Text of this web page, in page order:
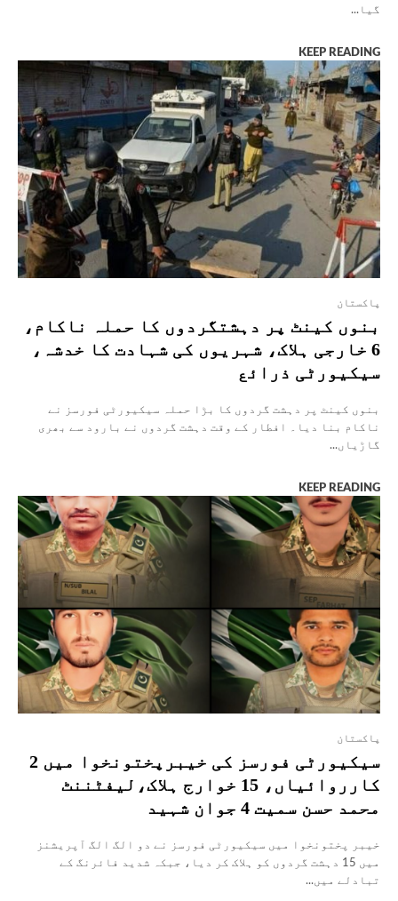
گیا...
KEEP READING
پاکستان
بنوں کینٹ پر دہشتگردوں کا حملہ ناکام،
6 خارجی ہلاک، شہریوں کی شہادت کا خدشہ،
سیکیورٹی ذرائع
بنوں کینٹ پر دہشت گردوں کا بڑا حملہ سیکیورٹی فورسز نے
ناکام بنا دیا۔ افطار کے وقت دہشت گردوں نے بارود سے بھری
گاڑیاں...
KEEP READING
پاکستان
سیکیورٹی فورسز کی خیبرپختونخوا میں 2
کارروائیاں، 15 خوارج ہلاک،لیفٹننٹ
محمد حسن سمیت 4 جوان شہید
خیبر پختونخوا میں سیکیورٹی فورسز نے دو الگ الگ آپریشنز
میں 15 دہشت گردوں کو ہلاک کر دیا، جبکہ شدید فائرنگ کے
تبادلے میں...